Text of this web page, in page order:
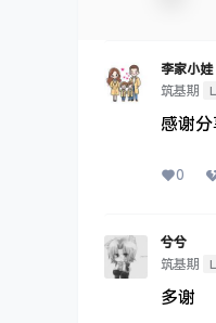
李家小娃
筑基期
感谢
0
兮兮
筑基期
多谢